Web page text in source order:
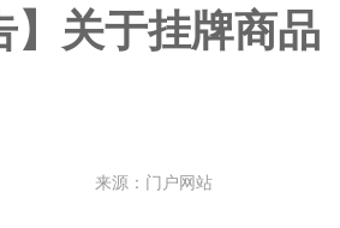
】关于挂牌商
来源：门户网站